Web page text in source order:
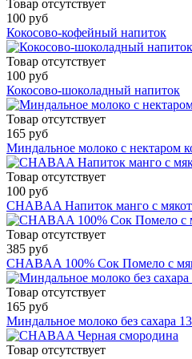
Товар отсутствует
100 руб
Кокосово-кофейный напиток
Товар отсутствует
100 руб
Кокосово-шоколадный напиток
Товар отсутствует
165 руб
Миндальное молоко с нектаром
Товар отсутствует
100 руб
CHABAA Напиток манго с
Товар отсутствует
385 руб
CHABAA 100% Сок Помело с
Товар отсутствует
165 руб
Миндальное молоко без сахара
Товар отсутствует